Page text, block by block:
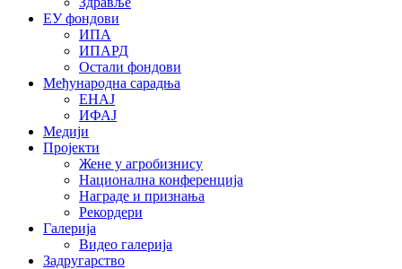
ЕУ фондови
ИПА
ИПАРД
Остали фондови
Међународна сарадња
ЕНАЈ
ИФАЈ
Медији
Пројекти
Жене у агробизнису
Национална конференција
Награде и признања
Рекордери
Галерија
Видео галерија
Задругарство